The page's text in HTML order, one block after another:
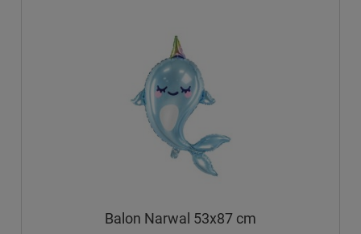
Balon Narwal 53x87 cm